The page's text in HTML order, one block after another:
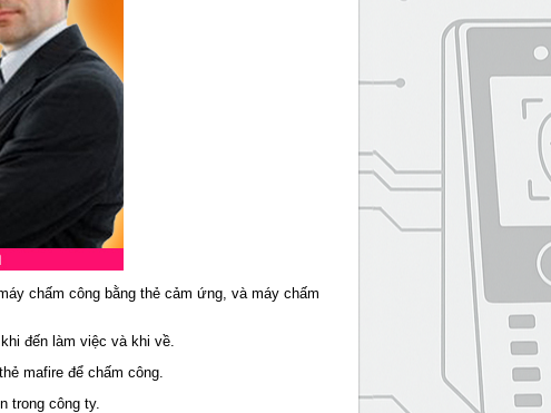
chấm công bằng thẻ cảm ứng, và máy chấm
đến làm việc và khi về.
mafire để chấm công.
trong công ty.